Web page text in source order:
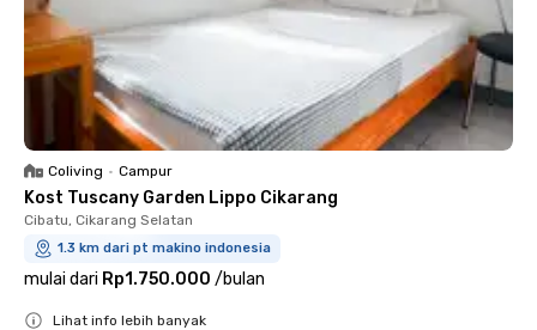
Coliving • Campur
Kost Tuscany Garden Lippo Cikarang
Cibatu, Cikarang Selatan
1.3 km dari pt makino indonesia
mulai dari Rp1.750.000 /bulan
Lihat info lebih banyak